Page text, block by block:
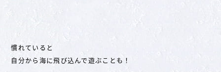
慣れていると
自分から海に飛び込んで遊ぶことも！